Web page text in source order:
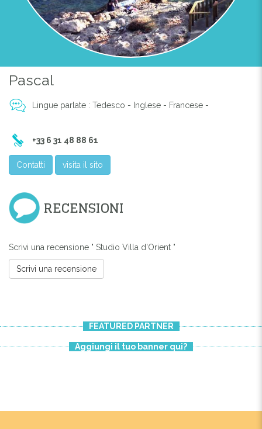
Pascal
Lingue parlate : Tedesco - Inglese - Francese -
+33 6 31 48 88 61
Contatti visita il sito
RECENSIONI
Scrivi una recensione " Studio Villa d'Orient "
Scrivi una recensione
FEATURED PARTNER
Aggiungi il tuo banner qui?